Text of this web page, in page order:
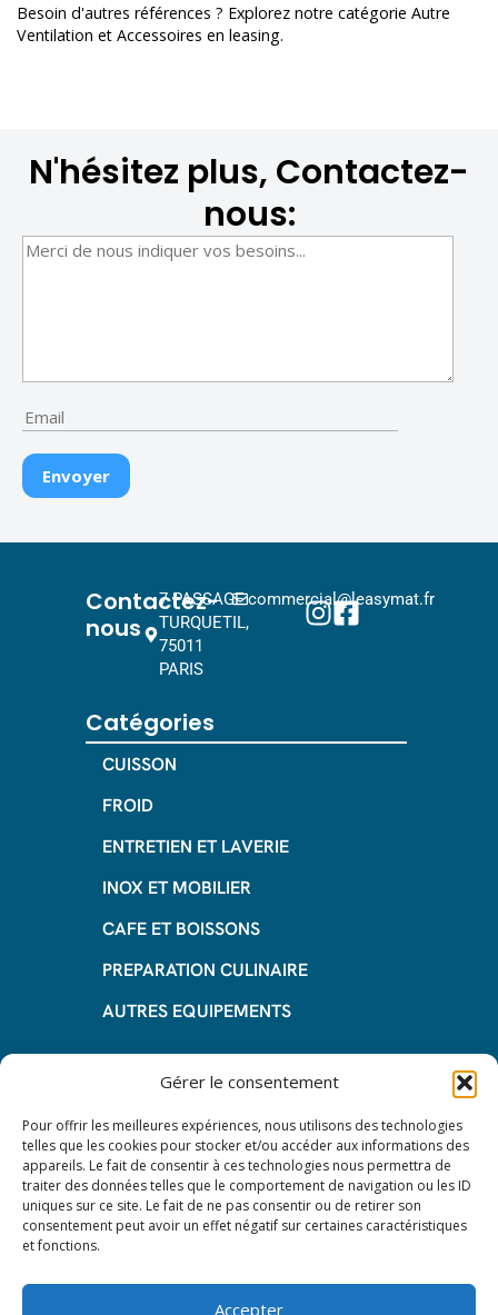
Gérer le consentement
Pour offrir les meilleures expériences, nous utilisons des technologies
telles que les cookies pour stocker et/ou accéder aux informations des
appareils. Le fait de consentir à ces technologies nous permettra de
traiter des données telles que le comportement de navigation ou les ID
uniques sur ce site. Le fait de ne pas consentir ou de retirer son
consentement peut avoir un effet négatif sur certaines caractéristiques
et fonctions.
Accepter
Besoin d'autres références ? Explorez notre catégorie Autre
Ventilation et Accessoires en leasing.
N'hésitez plus, Contactez-
nous:
Contactez-
nous
7 PASSAGE
TURQUETIL,
75011
PARIS
commercial@leasymat.fr
Catégories
CUISSON
FROID
ENTRETIEN ET LAVERIE
INOX ET MOBILIER
CAFE ET BOISSONS
PREPARATION CULINAIRE
AUTRES EQUIPEMENTS
Informations
Questions fréquentes
Les avantages de la LOA
Les étapes du leasing de matériel
de restauration
Mentions Légales